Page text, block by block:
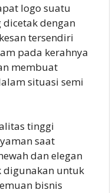
logo suatu
dengan
tersendiri
pada kerahnya
membuat
situasi semi
tinggi
saat
dan elegan
digunakan untuk
bisnis